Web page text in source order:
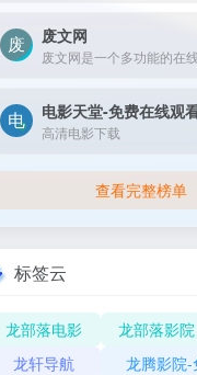
废文网
废文网是一个多功能的在线
电影天堂-免费在线观
高清电影下载
查看完整榜单
标签云
龙部落电影 龙部落影院
龙轩导航
龙腾影院-